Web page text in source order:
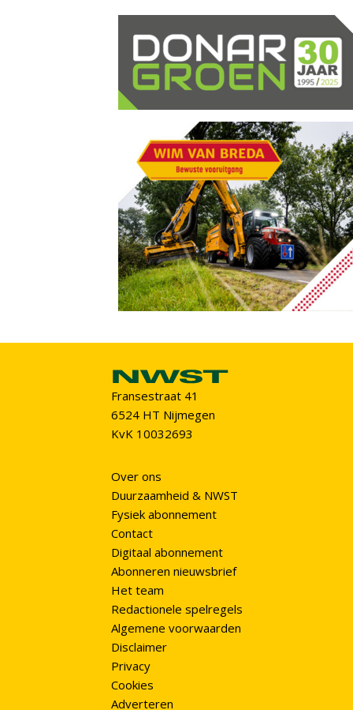
Fransestraat 41
6524 HT Nijmegen
KvK 10032693
Over ons
Duurzaamheid & NWST
Fysiek abonnement
Contact
Digitaal abonnement
Abonneren nieuwsbrief
Het team
Redactionele spelregels
Algemene voorwaarden
Disclaimer
Privacy
Cookies
Adverteren